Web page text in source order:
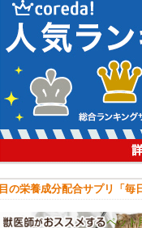
目の栄養成分配合サプリ「毎
ペット